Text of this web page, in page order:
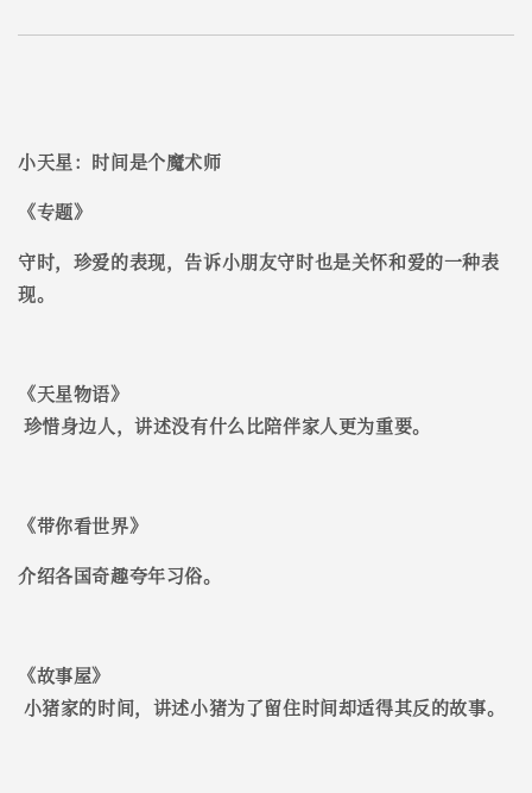
小天星：时间是个魔术师
《专题》
守时，珍爱的表现，告诉小朋友守时也是关怀和爱的一种表
现。
《天星物语》
珍惜身边人，讲述没有什么比陪伴家人更为重要。
《带你看世界》
介绍各国奇趣夸年习俗。
《故事屋》
小猪家的时间，讲述小猪为了留住时间却适得其反的故事。